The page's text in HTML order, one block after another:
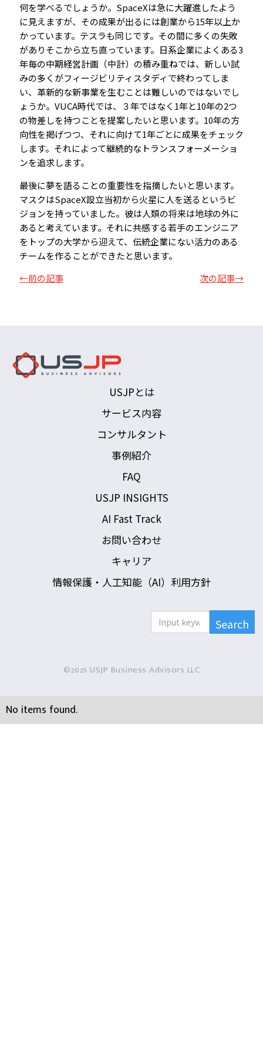
何を学べるでしょうか。SpaceXは急に大躍進したよう
に見えますが、その成果が出るには創業から15年以上か
かっています。テスラも同じです。その間に多くの失敗
がありそこから立ち直っています。日系企業によくある3
年毎の中期経営計画（中計）の積み重ねでは、新しい試
みの多くがフィージビリティスタディで終わってしま
い、革新的な新事業を生むことは難しいのではないでし
ょうか。VUCA時代では、３年ではなく1年と10年の2つ
の物差しを持つことを提案したいと思います。10年の方
向性を掲げつつ、それに向けて1年ごとに成果をチェック
します。それによって継続的なトランスフォーメーショ
ンを追求します。
最後に夢を語ることの重要性を指摘したいと思います。
マスクはSpaceX設立当初から火星に人を送るというビ
ジョンを持っていました。彼は人類の将来は地球の外に
あると考えています。それに共感する若手のエンジニア
をトップの大学から迎えて、伝統企業にない活力のある
チームを作ることができたと思います。
←前の記事
次の記事→
USJPとは
サービス内容
コンサルタント
事例紹介
FAQ
USJP INSIGHTS
AI Fast Track
お問い合わせ
キャリア
情報保護・人工知能（AI）利用方針
©2025 USJP Business Advisors LLC
No items found.